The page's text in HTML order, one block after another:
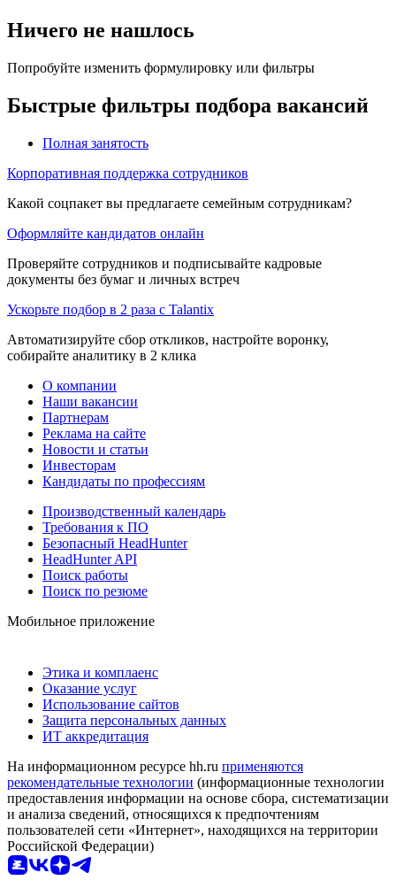
Ничего не нашлось
Попробуйте изменить формулировку или фильтры
Быстрые фильтры подбора вакансий
Полная занятость
Корпоративная поддержка сотрудников
Какой соцпакет вы предлагаете семейным сотрудникам?
Оформляйте кандидатов онлайн
Проверяйте сотрудников и подписывайте кадровые
документы без бумаг и личных встреч
Ускорьте подбор в 2 раза с Talantix
Автоматизируйте сбор откликов, настройте воронку,
собирайте аналитику в 2 клика
О компании
Наши вакансии
Партнерам
Реклама на сайте
Новости и статьи
Инвесторам
Кандидаты по профессиям
Производственный календарь
Требования к ПО
Безопасный HeadHunter
HeadHunter API
Поиск работы
Поиск по резюме
Мобильное приложение
Этика и комплаенс
Оказание услуг
Использование сайтов
Защита персональных данных
ИТ аккредитация
На информационном ресурсе hh.ru применяются
рекомендательные технологии (информационные технологии
предоставления информации на основе сбора, систематизации
и анализа сведений, относящихся к предпочтениям
пользователей сети «Интернет», находящихся на территории
Российской Федерации)